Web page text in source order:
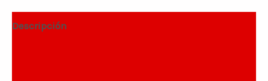
Descripción